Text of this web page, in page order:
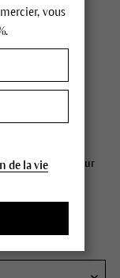
s'il y a lieu
le même jour
vous
de la vie